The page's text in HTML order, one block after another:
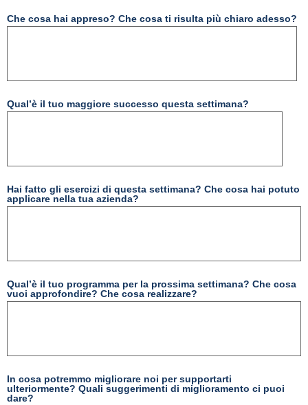
Che cosa hai appreso? Che cosa ti risulta più chiaro adesso?
Qual’è il tuo maggiore successo questa settimana?
Hai fatto gli esercizi di questa settimana? Che cosa hai potuto
applicare nella tua azienda?
Qual’è il tuo programma per la prossima settimana? Che cosa
vuoi approfondire? Che cosa realizzare?
In cosa potremmo migliorare noi per supportarti
ulteriormente? Quali suggerimenti di miglioramento ci puoi
dare?